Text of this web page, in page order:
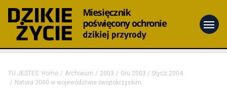
menu
TU JESTEŚ: Home Archiwum 2003
Gru 2003 / Stycz 2004
Natura 2000 w województwie świętokrzyskim